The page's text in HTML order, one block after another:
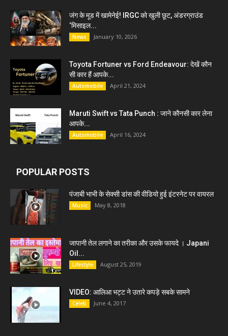
जंग के मूड में खामेनेई! IRGC को खुली छूट, अंडरग्राउंड
‘मिसाइल...
News January 10, 2026
Toyota Fortuner vs Ford Endeavour: देखें कौन
सी कार हैं आपके...
Automobile April 21, 2024
Maruti Swift vs Tata Punch : जाने कौनसी कार लेना
आपके...
Automobile April 16, 2024
POPULAR POSTS
पंजाबी भाभी के सेक्सी डांस की वीडियो हुई इंटरनेट पर वायरल
Music May 8, 2018
जापानी तेल लगाने का तरीका और उसके फायदे । Japani
Oil...
Lifestyle August 25, 2019
VIDEO: आलिआ भट्ट ने उतारे कपड़े सबके सामने
Celeb June 4, 2017